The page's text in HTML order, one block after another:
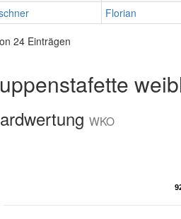
Florian
24 Einträgen
WKO